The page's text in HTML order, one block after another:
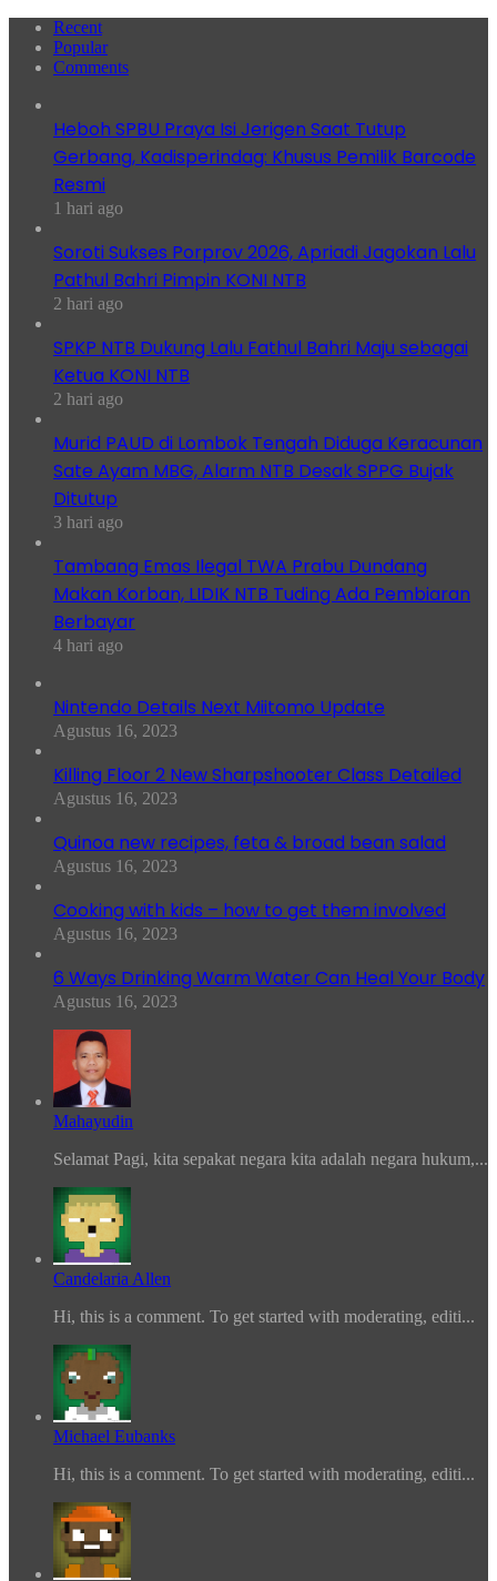
Recent
Popular
Comments
Heboh SPBU Praya Isi Jerigen Saat Tutup
Gerbang, Kadisperindag: Khusus Pemilik Barcode
Resmi
1 hari ago
Soroti Sukses Porprov 2026, Apriadi Jagokan Lalu
Pathul Bahri Pimpin KONI NTB
2 hari ago
SPKP NTB Dukung Lalu Fathul Bahri Maju sebagai
Ketua KONI NTB
2 hari ago
Murid PAUD di Lombok Tengah Diduga Keracunan
Sate Ayam MBG, Alarm NTB Desak SPPG Bujak
Ditutup
3 hari ago
Tambang Emas Ilegal TWA Prabu Dundang
Makan Korban, LIDIK NTB Tuding Ada Pembiaran
Berbayar
4 hari ago
Nintendo Details Next Miitomo Update
Agustus 16, 2023
Killing Floor 2 New Sharpshooter Class Detailed
Agustus 16, 2023
Quinoa new recipes, feta & broad bean salad
Agustus 16, 2023
Cooking with kids – how to get them involved
Agustus 16, 2023
6 Ways Drinking Warm Water Can Heal Your Body
Agustus 16, 2023
Mahayudin
Selamat Pagi, kita sepakat negara kita adalah negara hukum,...
Candelaria Allen
Hi, this is a comment. To get started with moderating, editi...
Michael Eubanks
Hi, this is a comment. To get started with moderating, editi...